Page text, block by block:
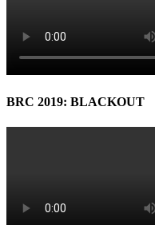
BRC 2019: BLACKOUT